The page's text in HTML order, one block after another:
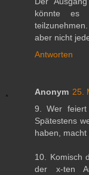
könnte es
aber nicht
Antworten
Anonym 25.
9. Wer
Spätestens
haben, macht
10. Komisch
der x-ten